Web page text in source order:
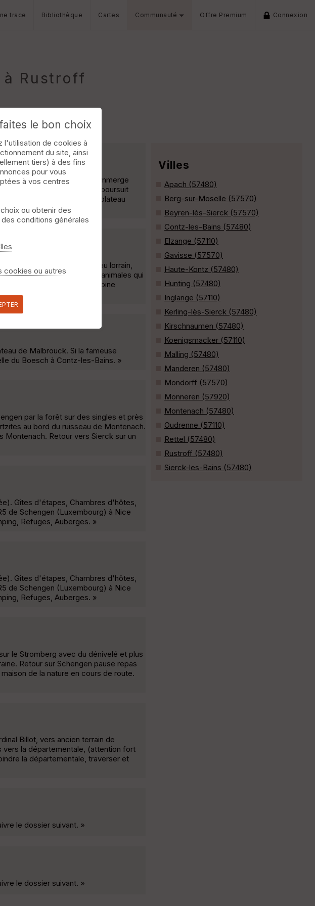
trace Bibliothèque Cartes Communauté Offre Premium Connexion
à Rustroff
médiévale, le sentier s'immerge
de quartzites. Le circuit se poursuit
saisissants vers le plateau
nées de l'entaille du plateau lorrain,
500 espèces végétales et animales qui
de découvrir un patrimoine
de Malbrouck. Si la fameuse
du Boesch à Contz-les-Bains. »
par la forêt sur des singles et près
au bord du ruisseau de Montenach.
Montenach. Retour vers Sierck sur un
Gîtes d'étapes, Chambres d'hôtes,
de Schengen (Luxembourg) à Nice
Refuges, Auberges. »
Gîtes d'étapes, Chambres d'hôtes,
de Schengen (Luxembourg) à Nice
Refuges, Auberges. »
le Stromberg avec du dénivelé et plus
Retour sur Schengen pause repas
de la nature en cours de route.
Billot, vers ancien terrain de
vers la départementale, (attention fort
la départementale, traverser et
le dossier suivant. »
le dossier suivant. »
Villes
Apach (57480)
Berg-sur-Moselle (57570)
Beyren-lès-Sierck (57570)
Contz-les-Bains (57480)
Elzange (57110)
Gavisse (57570)
Haute-Kontz (57480)
Hunting (57480)
Inglange (57110)
Kerling-lès-Sierck (57480)
Kirschnaumen (57480)
Koenigsmacker (57110)
Malling (57480)
Manderen (57480)
Mondorff (57570)
Monneren (57920)
Montenach (57480)
Oudrenne (57110)
Rettel (57480)
Rustroff (57480)
Sierck-les-Bains (57480)
le bon choix
l'utilisation de cookies à
du site, ainsi
tiers) à des fins
pour vous
à vos centres
ou obtenir des
conditions générales
cookies ou autres